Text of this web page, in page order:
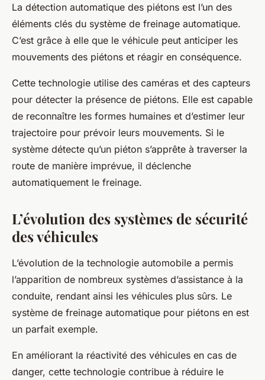
La détection automatique des piétons est l’un des
éléments clés du système de freinage automatique.
C’est grâce à elle que le véhicule peut anticiper les
mouvements des piétons et réagir en conséquence.
Cette technologie utilise des caméras et des capteurs
pour détecter la présence de piétons. Elle est capable
de reconnaître les formes humaines et d’estimer leur
trajectoire pour prévoir leurs mouvements. Si le
système détecte qu’un piéton s’apprête à traverser la
route de manière imprévue, il déclenche
automatiquement le freinage.
L’évolution des systèmes de sécurité
des véhicules
L’évolution de la technologie automobile a permis
l’apparition de nombreux systèmes d’assistance à la
conduite, rendant ainsi les véhicules plus sûrs. Le
système de freinage automatique pour piétons en est
un parfait exemple.
En améliorant la réactivité des véhicules en cas de
danger, cette technologie contribue à réduire le